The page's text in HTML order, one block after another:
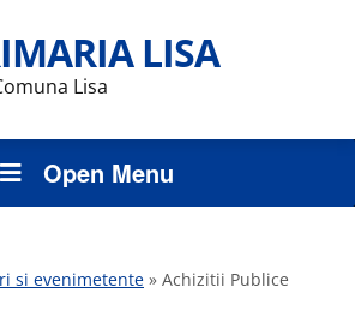
LISA
Lisa
Open Menu
si evenimetente » Achizitii Publice